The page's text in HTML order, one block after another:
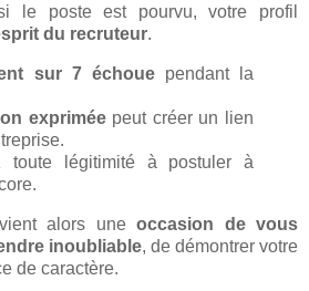
le poste est pourvu, votre profil
du recruteur.
sur 7 échouependant la
expriméepeut créer un lien
toute légitimité à postuler à
alors uneoccasion de vous
inoubliable, de démontrer votre
de caractère.